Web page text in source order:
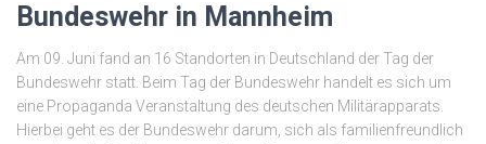
Bundeswehr in Mannheim
Am 09. Juni fand an 16 Standorten in Deutschland der Tag der
Bundeswehr statt. Beim Tag der Bundeswehr handelt es sich um
eine Propaganda Veranstaltung des deutschen Militärapparats.
Hierbei geht es der Bundeswehr darum, sich als familienfreundlich